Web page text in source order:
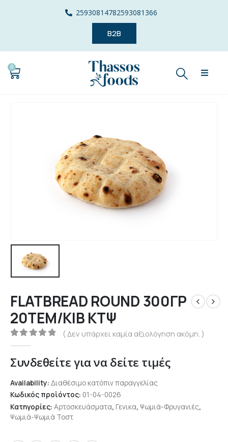
25930814782593081366
B2B
0
FLATBREAD ROUND 300ΓΡ
20TEM/ΚΙΒ ΚΤΨ
0out of 5
( Δεν υπάρχει καμία αξιολόγηση ακόμη. )
Συνδεθείτε για να δείτε τιμές
Availability: Διαθέσιμο κατόπιν παραγγελίας
Κωδικός προϊόντος: 01-04-0026
Κατηγορίες: Αρτοσκευάσματα, Γενικα, Ψωμιά-Φρυγανιές,
Ψωμιά-Ψωμιά Τοστ